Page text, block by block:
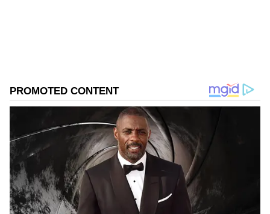
ABOUT THE AUTHOR
Suvarna News
ಹಿಜಾಬ್ ಪ್ರತಿಭಟನೆ ಮಹಿಳೆಯರು
Published : Sep 21 2022, 07:32 PM IST